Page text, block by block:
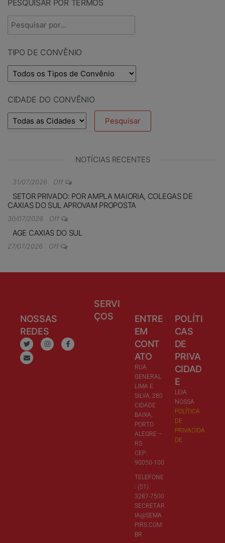
PESQUISAR POR TERMOS
TIPO DE CONVÊNIO
CIDADE DO CONVÊNIO
NOTÍCIAS RECENTES
31/07/2026 Off
SETOR PRIVADO: POR AMPLA MAIORIA, COLEGAS DE
CAXIAS DO SUL APROVAM PROPOSTA
30/07/2026 Off
AGE CAXIAS DO SUL
27/07/2026 Off
NOSSAS
REDES
SERVI
ÇOS
ENTRE
EM
CONT
ATO
RUA
GENERAL
LIMA E
SILVA, 280
CIDADE
BAIXA,
PORTO
ALEGRE –
RS
CEP:
90050-100
TELEFONE
: (51)
3287-7500
SECRETAR
IA@SEMA
PIRS.COM.
BR
POLÍTI
CAS
DE
PRIVA
CIDAD
E
LEIA
NOSSA
POLÍTICA
DE
PRIVACIDA
DE